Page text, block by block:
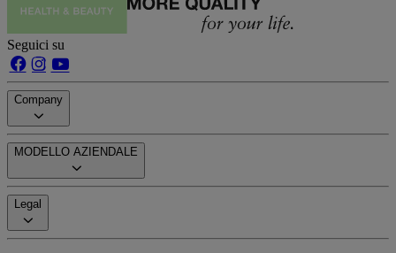
Seguici su
Company
MODELLO AZIENDALE
Legal